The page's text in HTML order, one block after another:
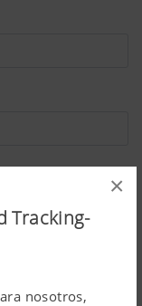
×
Tracking-
nosotros,